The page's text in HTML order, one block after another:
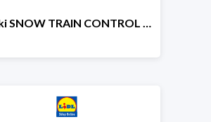
Sanki SNOW TRAIN CONTROL -25%